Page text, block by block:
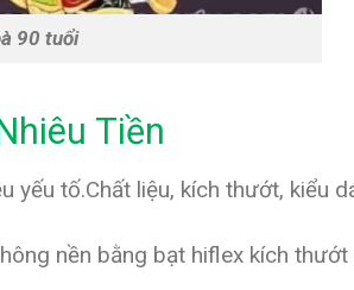
90 tuổi
Tiền
yếu tố.Chất liệu, kích thướt, kiểu
nền bằng bạt hiflex kích